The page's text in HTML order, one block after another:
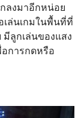
ลงมาอีกหน่อย
เล่นเกมในพื้นที่ที่
ลูกเล่นของแสง
การกดหรือ